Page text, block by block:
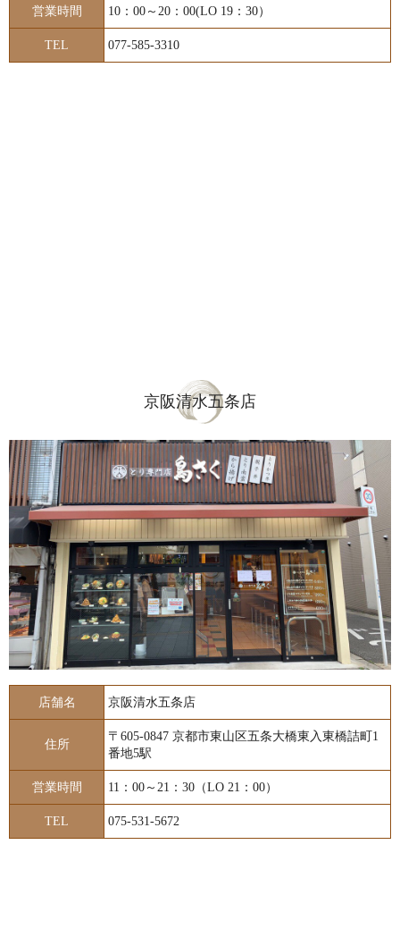
営業時間 10：00～20：00(LO 19：30）
TEL 077-585-3310
京阪清水五条店
店舗名 京阪清水五条店
住所
〒605-0847 京都市東山区五条大橋東入東橋詰町1
番地5駅
営業時間 11：00～21：30（LO 21：00）
TEL 075-531-5672